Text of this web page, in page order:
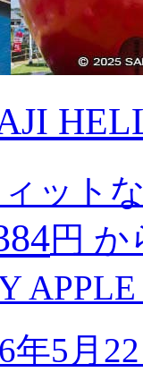
ット
円 か
年5月